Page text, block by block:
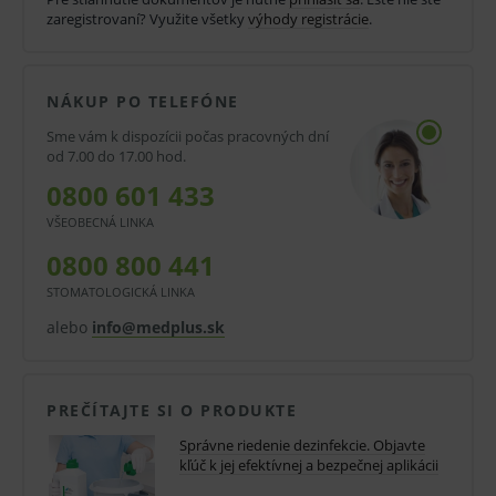
uchovávať a používat 14 dní.
ethylhexanol.
Účinnosť: baktericidný, virucídny, sporicídny,
fungicídny, mykobaktericídny, tuberkulocídny, účinný
na MRSA.
V kartóne:
1l - 10 ks
5 l - 1 ks
zaregistrovaní? Využite všetky výhody registrácie.
NÁKUP PO TELEFÓNE
Sme vám k dispozícii počas pracovných dní
od 7.00 do 17.00 hod.
0800 601 433
VŠEOBECNÁ LINKA
0800 800 441
STOMATOLOGICKÁ LINKA
alebo info@medplus.sk
PREČÍTAJTE SI O PRODUKTE
Správne riedenie dezinfekcie. Objavte
kľúč k jej efektívnej a bezpečnej aplikácii